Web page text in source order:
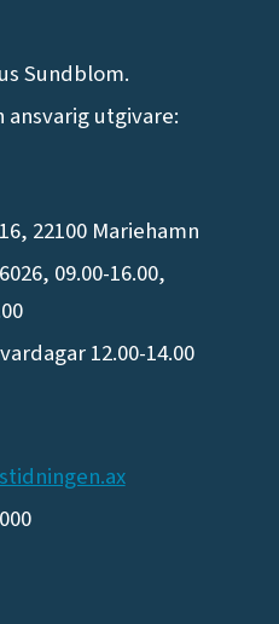
Sundblom.
utgivare:
22100 Mariehamn
09.00-16.00,
12.00-14.00